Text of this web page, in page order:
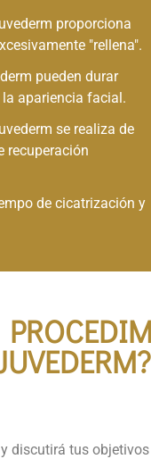
proporciona
"rellena".
pueden durar
apariencia facial.
se realiza de
recuperación
de cicatrización y
discutirá tus